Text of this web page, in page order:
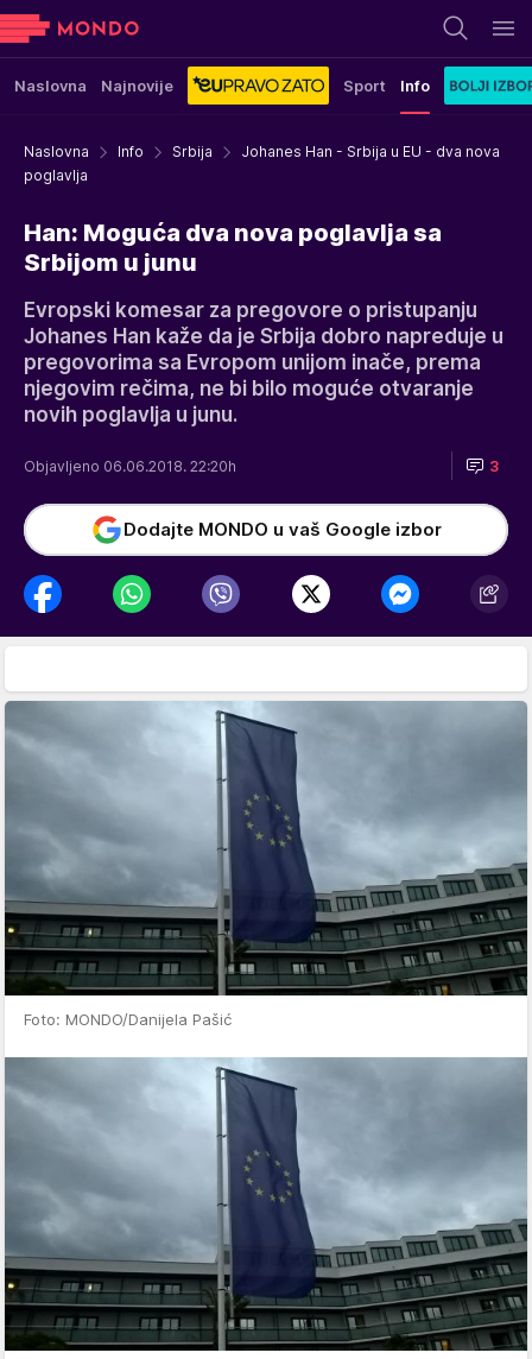
Naslovna Najnovije Sport Info
Naslovna Info Srbija
Johanes Han - Srbija u EU - dva nova
poglavlja
Han: Moguća dva nova poglavlja sa
Srbijom u junu
Evropski komesar za pregovore o pristupanju
Johanes Han kaže da je Srbija dobro napreduje u
pregovorima sa Evropom unijom inače, prema
njegovim rečima, ne bi bilo moguće otvaranje
novih poglavlja u junu.
Objavljeno 06.06.2018. 22:20h 3
Dodajte MONDO u vaš Google izbor
Foto: MONDO/Danijela Pašić